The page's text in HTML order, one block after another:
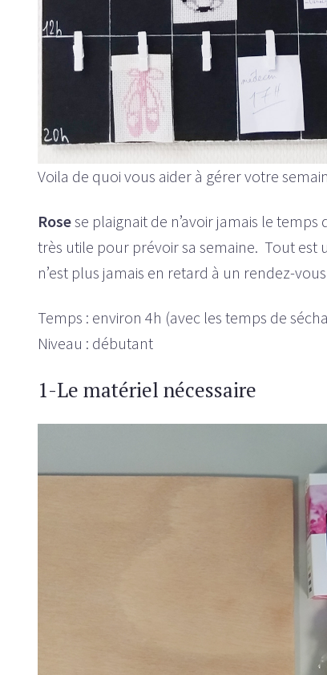
Voila de quoi vous aider à gérer votre
Rosese plaignait de n’avoir jamais le
très utile pour prévoir sa semaine. Tout est
n’est plus jamais en retard à un rendez-
Temps : environ 4h (avec les temps de
Niveau : débutant
1-Le matériel nécessaire